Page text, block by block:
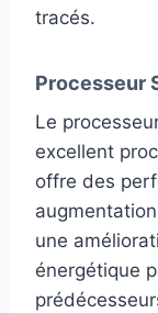
tracés.
Processeur
Le
excellent
offre des
une
énergétique